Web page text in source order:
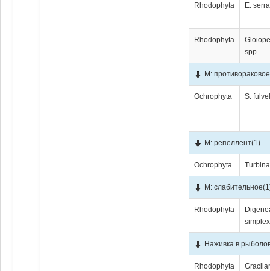
Rhodophyta E. serra
Rhodophyta
spp.
М:
Ochrophyta S.
М: репеллент(1)
Ochrophyta
М: слабительное
Rhodophyta
simplex
Наживка в
Rhodophyta